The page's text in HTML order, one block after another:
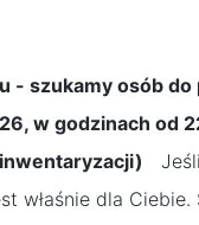
- szukamy osób
w godzinach od
właśnie dla Ciebie.